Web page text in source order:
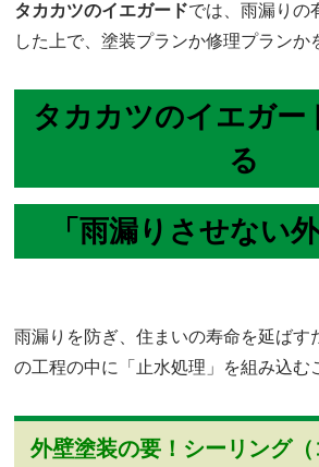
タカカツのイエガードでは、雨漏りの
した上で、塗装プランか修理プランか
タカカツのイエガー
る
「雨漏りさせない
雨漏りを防ぎ、住まいの寿命を延ばす
の工程の中に「止水処理」を組み込む
外壁塗装の要！シーリング（